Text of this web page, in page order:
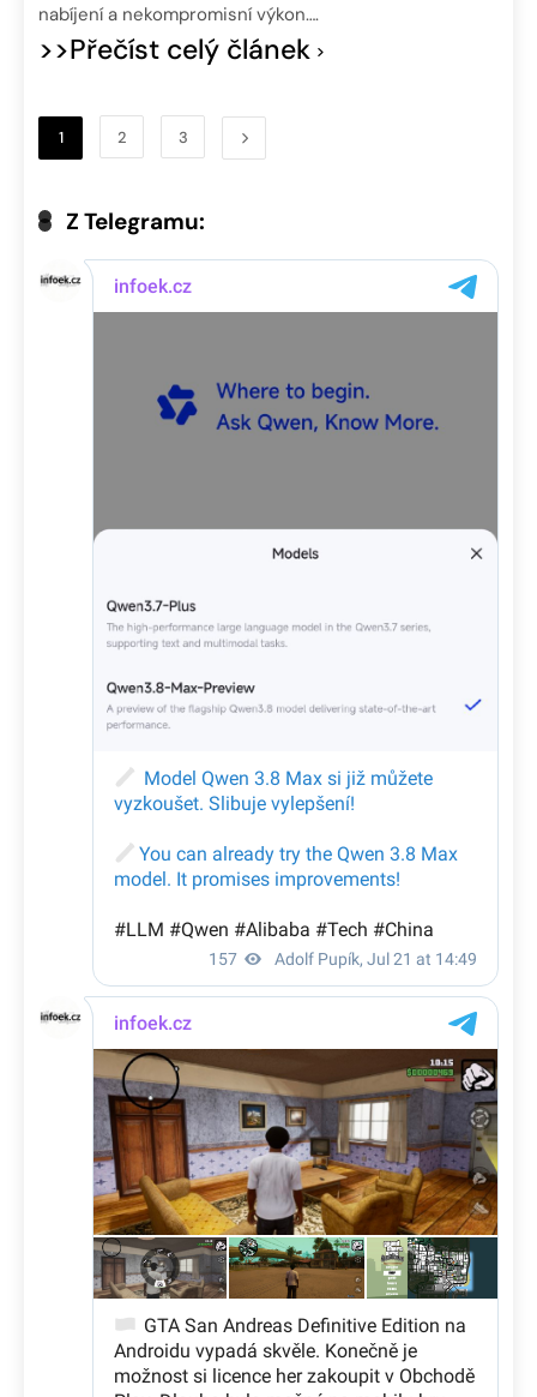
nabíjení a nekompromisní výkon….
>>Přečíst celý článek
1 2 3
Z Telegramu: